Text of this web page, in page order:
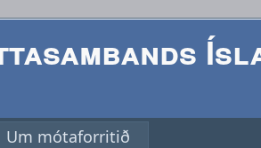
Um mótaforritið